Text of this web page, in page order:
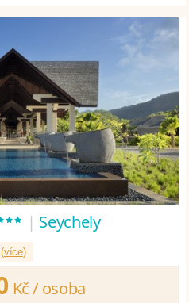
| Seychely
více)
Kč / osoba